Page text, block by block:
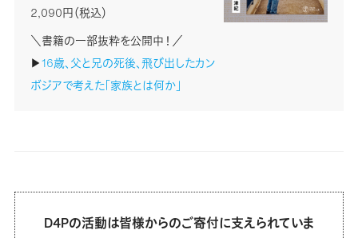
2,090円（税込）
＼書籍の一部抜粋を公開中！／
▶16歳、父と兄の死後、飛び出したカン
ボジアで考えた「家族とは何か」
D4Pの活動は皆様からのご寄付に支えられていま